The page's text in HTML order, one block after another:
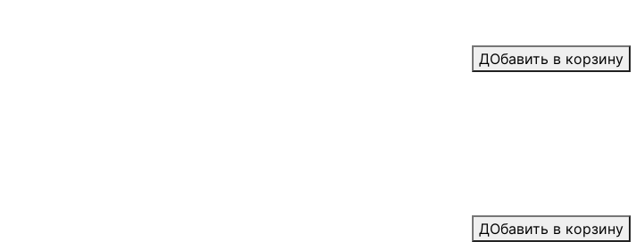
ДОбавить в корзину
ДОбавить в корзину